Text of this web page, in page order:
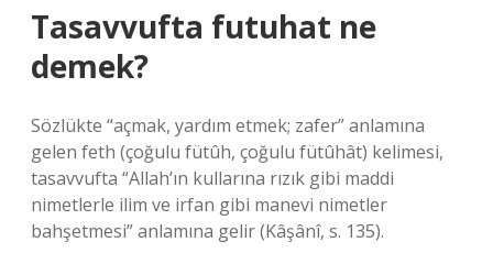
Tasavvufta futuhat ne
demek?
Sözlükte “açmak, yardım etmek; zafer” anlamına
gelen feth (çoğulu fütûh, çoğulu fütûhât) kelimesi,
tasavvufta “Allah’ın kullarına rızık gibi maddi
nimetlerle ilim ve irfan gibi manevi nimetler
bahşetmesi” anlamına gelir (Kâşânî, s. 135).